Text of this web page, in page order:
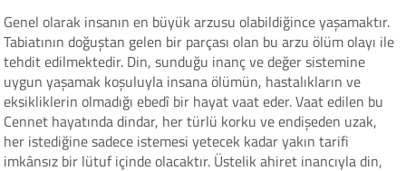
Genel olarak insanın en büyük arzusu olabildiğince yaşamaktır.
Tabiatının doğuştan gelen bir parçası olan bu arzu ölüm olayı ile
tehdit edilmektedir. Din, sunduğu inanç ve değer sistemine
uygun yaşamak koşuluyla insana ölümün, hastalıkların ve
eksikliklerin olmadığı ebedî bir hayat vaat eder. Vaat edilen bu
Cennet hayatında dindar, her türlü korku ve endişeden uzak,
her istediğine sadece istemesi yetecek kadar yakın tarifi
imkânsız bir lütuf içinde olacaktır. Üstelik ahiret inancıyla din,